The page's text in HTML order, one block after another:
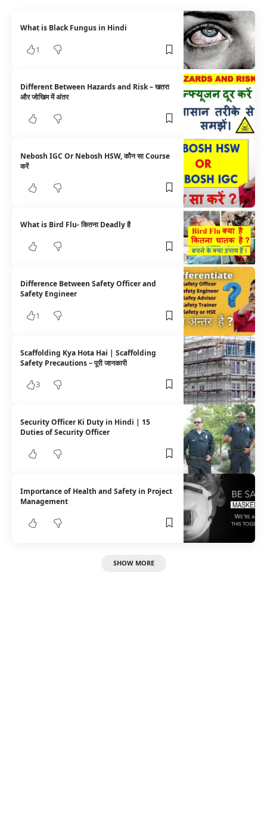
What is Black Fungus in Hindi
1
Different Between Hazards and Risk – खतरा
और जोखिम में अंतर
Nebosh IGC Or Nebosh HSW, कौन सा Course
करें
What is Bird Flu- कितना Deadly है
Difference Between Safety Officer and
Safety Engineer
1
Scaffolding Kya Hota Hai | Scaffolding
Safety Precautions – पूरी जानकारी
3
Security Officer Ki Duty in Hindi | 15
Duties of Security Officer
Importance of Health and Safety in Project
Management
SHOW MORE